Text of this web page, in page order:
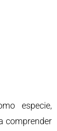
especie,
comprender